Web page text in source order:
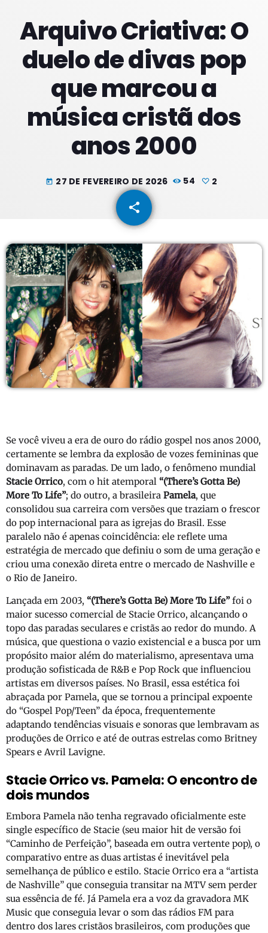
PROXIMOS PROGRAMAS
Noites
COM JU
18:00 - 21:59
Noite Maior
22:00 - 23:59
Noite Maior
00:00 - 01:59
Arquivo Criativa: O
duelo de divas pop
que marcou a
música cristã dos
anos 2000
today 27 DE FEVEREIRO DE 2026 54 2
share
email
Se você viveu a era de ouro do rádio gospel nos anos 2000,
certamente se lembra da explosão de vozes femininas que
dominavam as paradas. De um lado, o fenômeno mundial
Stacie Orrico, com o hit atemporal “(There’s Gotta Be)
More To Life”; do outro, a brasileira Pamela, que
consolidou sua carreira com versões que traziam o frescor
do pop internacional para as igrejas do Brasil. Esse
paralelo não é apenas coincidência: ele reflete uma
estratégia de mercado que definiu o som de uma geração e
criou uma conexão direta entre o mercado de Nashville e
o Rio de Janeiro.
Lançada em 2003, “(There’s Gotta Be) More To Life”foi o
maior sucesso comercial de Stacie Orrico, alcançando o
topo das paradas seculares e cristãs ao redor do mundo. A
música, que questiona o vazio existencial e a busca por um
propósito maior além do materialismo, apresentava uma
produção sofisticada de R&B e Pop Rock que influenciou
artistas em diversos países. No Brasil, essa estética foi
abraçada por Pamela, que se tornou a principal expoente
do “Gospel Pop/Teen” da época, frequentemente
adaptando tendências visuais e sonoras que lembravam as
produções de Orrico e até de outras estrelas como Britney
Spears e Avril Lavigne.
Stacie Orrico vs. Pamela: O encontro de
dois mundos
Embora Pamela não tenha regravado oficialmente este
single específico de Stacie (seu maior hit de versão foi
“Caminho de Perfeição”, baseada em outra vertente pop), o
comparativo entre as duas artistas é inevitável pela
semelhança de público e estilo. Stacie Orrico era a “artista
de Nashville” que conseguia transitar na MTV sem perder
sua essência de fé. Já Pamela era a voz da gravadora MK
Music que conseguia levar o som das rádios FM para
dentro dos lares cristãos brasileiros, com produções que